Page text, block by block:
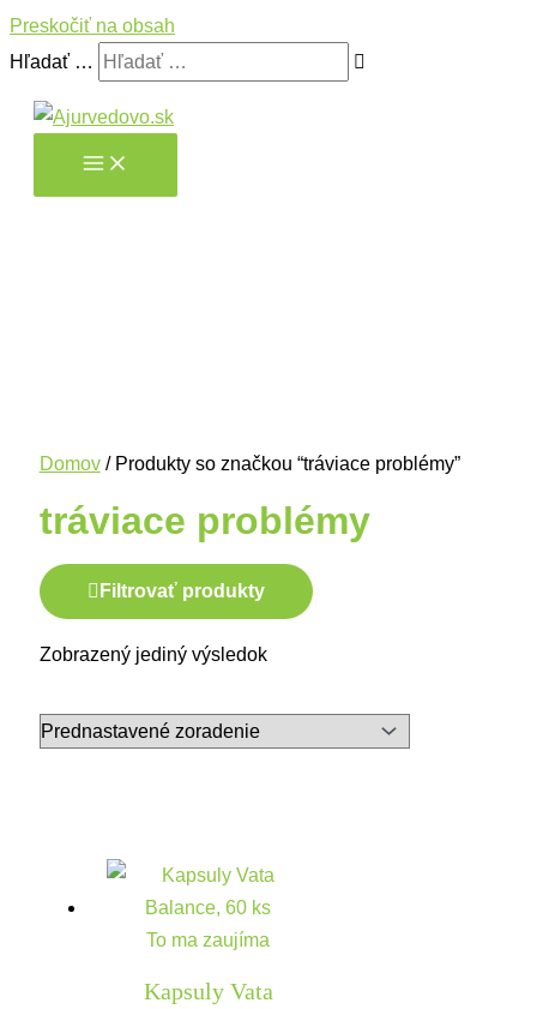
Preskočiť na obsah
Hľadať …
Domov/ Produkty so značkou “tráviace problémy”
tráviace problémy
Filtrovať produkty
Zobrazený jediný výsledok
To ma zaujíma
Kapsuly Vata